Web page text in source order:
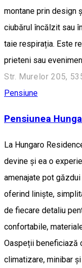
montane prin design
ciubărul încălzit sau
taie respirația. Este
prieteni sau
Str. Murelor 205,
Pensiune
Pensiunea
La Hungaro
devine și ea o
amenajate pot
oferind liniște,
de fiecare detaliu
confortabile,
Oaspeții beneficiază
climatizare, minibar